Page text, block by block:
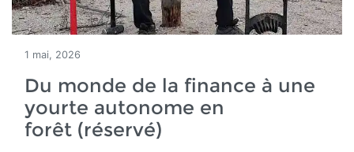
1 mai, 2026
Du monde de la finance à une
yourte autonome en
forêt (réservé)